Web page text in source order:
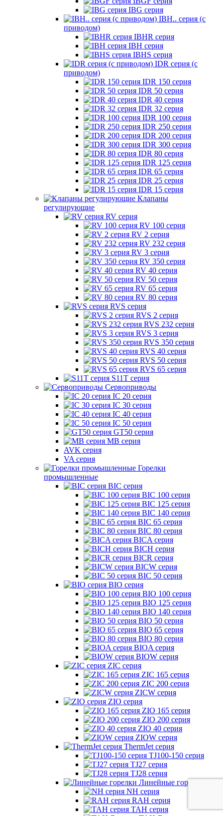
IBG серия
IBH.. серия (с
приводом)
IBHR серия
IBH серия
IBHS серия
IDR серия (с
приводом)
IDR 150 серия
IDR 50 серия
IDR 40 серия
IDR 32 серия
IDR 100 серия
IDR 250 серия
IDR 200 серия
IDR 300 серия
IDR 80 серия
IDR 125 серия
IDR 65 серия
IDR 25 серия
IDR 15 серия
Клапаны
регулирующие
RV серия
RV 100 серия
RV 2 серия
RV 232 серия
RV 3 серия
RV 350 серия
RV 40 серия
RV 50 серия
RV 65 серия
RV 80 серия
RVS серия
RVS 2 серия
RVS 232 серия
RVS 3 серия
RVS 350 серия
RVS 40 серия
RVS 50 серия
RVS 65 серия
S11T серия
Сервоприводы
IC 20 серия
IC 30 серия
IC 40 серия
IC 50 серия
GT50 серия
MB серия
AVK серия
VA серия
Горелки
промышленные
BIC серия
BIC 100 серия
BIC 125 серия
BIC 140 серия
BIC 65 серия
BIC 80 серия
BICA серия
BICH серия
BICR серия
BICW серия
BIC 50 серия
BIO серия
BIO 100 серия
BIO 125 серия
BIO 140 серия
BIO 50 серия
BIO 65 серия
BIO 80 серия
BIOA серия
BIOW серия
ZIC серия
ZIC 165 серия
ZIC 200 серия
ZICW серия
ZIO серия
ZIO 165 серия
ZIO 200 серия
ZIO 40 серия
ZIOW серия
ThermJet серия
TJ100-150 серия
TJ27 серия
TJ28 серия
Линейные горелки
NH серия
RAH серия
TAH серия